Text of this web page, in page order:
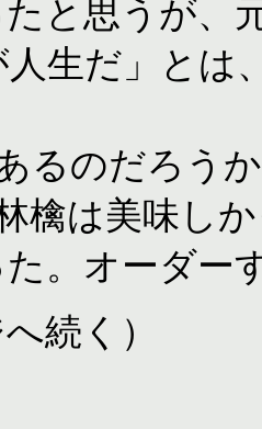
と思うが、
生だ」とは
るのだろう
檎は美味し
。オーダー
続く）